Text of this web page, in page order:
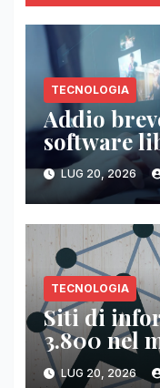
TECNOLOGIA
Addio
software
LUG 20, 2026
TECNOLOGIA
Siti di
3.800 nel
LUG 20, 2026